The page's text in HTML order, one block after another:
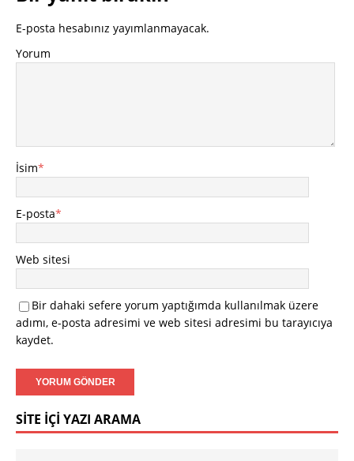
E-posta hesabınız yayımlanmayacak.
Yorum
İsim*
E-posta*
Web sitesi
Bir dahaki sefere yorum yaptığımda kullanılmak üzere
adımı, e-posta adresimi ve web sitesi adresimi bu tarayıcıya
kaydet.
SITE İÇI YAZI ARAMA